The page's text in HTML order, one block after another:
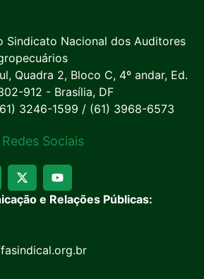
Sindicato Nacional dos Auditores
Quadra 2, Bloco C, 4º andar, Ed.
912 - Brasília, DF
3246-1599 / (61) 3968-6573
Sociais
e Relações Públicas: